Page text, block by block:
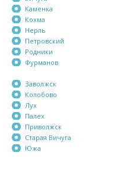
Каменка
Кохма
Нерль
Петровский
Родники
Фурманов
Заволжск
Колобово
Лух
Палех
Приволжск
Старая Вичуга
Южа